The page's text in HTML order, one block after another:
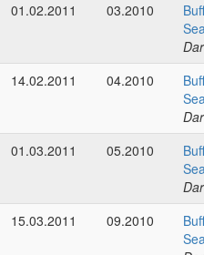
01.02.2011
03.2010
14.02.2011
04.2010
01.03.2011
05.2010
15.03.2011
09.2010